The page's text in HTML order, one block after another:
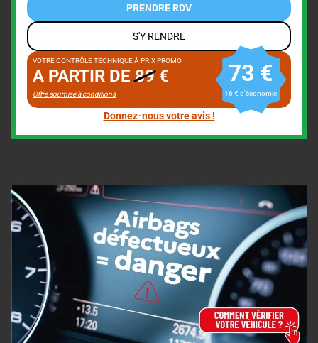
PRENDRE RDV
S'Y RENDRE
VOTRE CONTRÔLE TECHNIQUE À PRIX PROMO
A PARTIR DE89€
Offre soumise à conditions
73 €
16 € d'économie
Donnez-nous votre avis !